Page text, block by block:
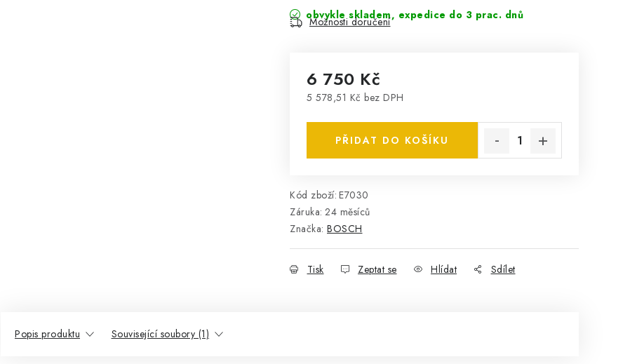
obvykle skladem, expedice do 3 prac. dnů
Možnosti doručení
6 750 Kč
5 578,51 Kč bez DPH
PŘIDAT DO KOŠÍKU
Kód zboží: E7030
Záruka: 24 měsíců
Značka: BOSCH
Tisk Zeptat se Hlídat Sdílet
Popis produktu Související soubory (1)